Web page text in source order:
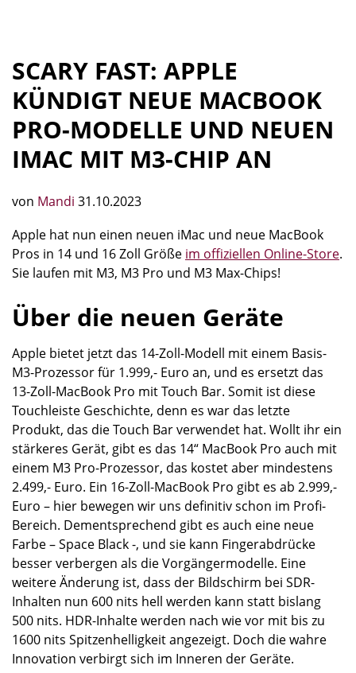
SCARY FAST: APPLE
KÜNDIGT NEUE MACBOOK
PRO-MODELLE UND NEUEN
IMAC MIT M3-CHIP AN
von Mandi 31.10.2023
Apple hat nun einen neuen iMac und neue MacBook
Pros in 14 und 16 Zoll Größe im offiziellen Online-Store.
Sie laufen mit M3, M3 Pro und M3 Max-Chips!
Über die neuen Geräte
Apple bietet jetzt das 14-Zoll-Modell mit einem Basis-
M3-Prozessor für 1.999,- Euro an, und es ersetzt das
13-Zoll-MacBook Pro mit Touch Bar. Somit ist diese
Touchleiste Geschichte, denn es war das letzte
Produkt, das die Touch Bar verwendet hat. Wollt ihr ein
stärkeres Gerät, gibt es das 14“ MacBook Pro auch mit
einem M3 Pro-Prozessor, das kostet aber mindestens
2.499,- Euro. Ein 16-Zoll-MacBook Pro gibt es ab 2.999,-
Euro – hier bewegen wir uns definitiv schon im Profi-
Bereich. Dementsprechend gibt es auch eine neue
Farbe – Space Black -, und sie kann Fingerabdrücke
besser verbergen als die Vorgängermodelle. Eine
weitere Änderung ist, dass der Bildschirm bei SDR-
Inhalten nun 600 nits hell werden kann statt bislang
500 nits. HDR-Inhalte werden nach wie vor mit bis zu
1600 nits Spitzenhelligkeit angezeigt. Doch die wahre
Innovation verbirgt sich im Inneren der Geräte.